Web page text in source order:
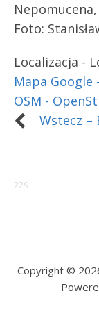
Foto:
Localizacja -
Mapa Google
OSM -
Wstecz –
229
Copyright ©